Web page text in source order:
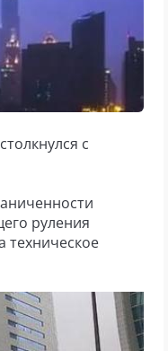
с
руления
техническое